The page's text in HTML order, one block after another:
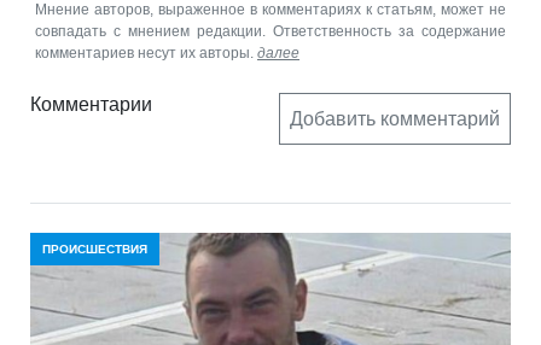
Мнение авторов, выраженное в комментариях к статьям, может не
совпадать с мнением редакции. Ответственность за содержание
комментариев несут их авторы. далее
Комментарии
Добавить комментарий
ПРОИСШЕСТВИЯ